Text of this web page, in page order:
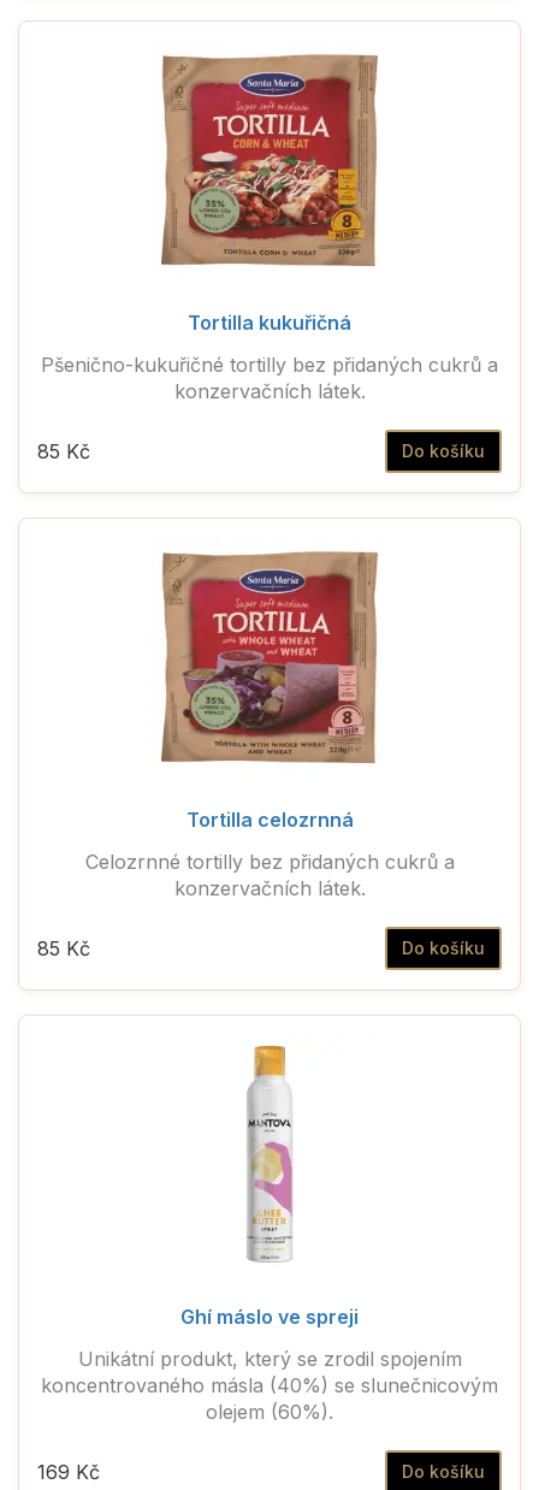
Tortilla kukuřičná
Pšenično-kukuřičné tortilly bez přidaných cukrů a
konzervačních látek.
Do košíku
85 Kč
Tortilla celozrnná
Celozrnné tortilly bez přidaných cukrů a
konzervačních látek.
Do košíku
85 Kč
Ghí máslo ve spreji
Unikátní produkt, který se zrodil spojením
koncentrovaného másla (40%) se slunečnicovým
olejem (60%).
Do košíku
169 Kč